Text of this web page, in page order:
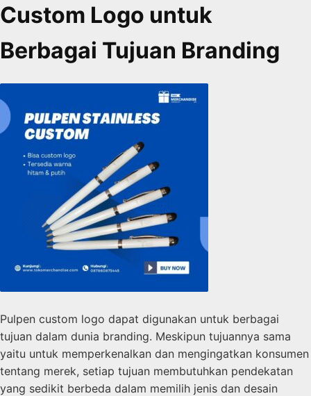
Custom Logo untuk
Berbagai Tujuan Branding
Pulpen custom logo dapat digunakan untuk berbagai
tujuan dalam dunia branding. Meskipun tujuannya sama
yaitu untuk memperkenalkan dan mengingatkan konsumen
tentang merek, setiap tujuan membutuhkan pendekatan
yang sedikit berbeda dalam memilih jenis dan desain